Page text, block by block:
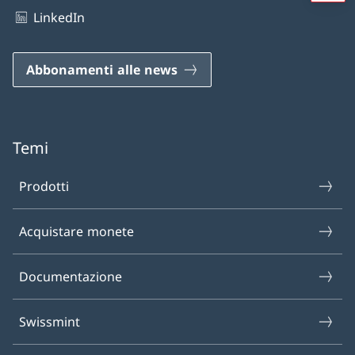
LinkedIn
Abbonamenti alle news
Temi
Prodotti
Acquistare monete
Documentazione
Swissmint